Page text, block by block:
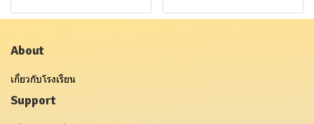
About
เกี่ยวกับโรงเรียน
Support